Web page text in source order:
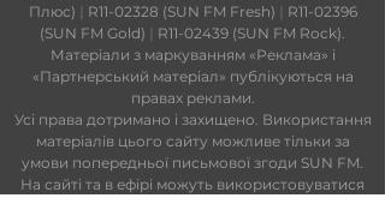
Плюс) | R11-02328 (SUN FM Fresh) | R11-02396
(SUN FM Gold) | R11-02439 (SUN FM Rock).
Матеріали з маркуванням «Реклама» і
«Партнерський матеріал» публікуються на
правах реклами.
Усі права дотримано і захищено. Використання
матеріалів цього сайту можливе тільки за
умови попередньої письмової згоди SUN FM.
На сайті та в ефірі можуть використовуватися